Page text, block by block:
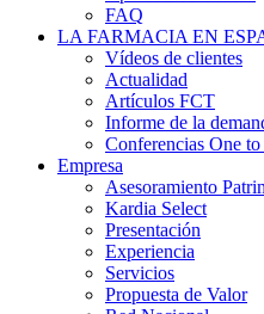
FAQ
LA FARMACIA EN
Vídeos de clientes
Actualidad
Artículos FCT
Informe de la
Conferencias One
Empresa
Asesoramiento
Kardia Select
Presentación
Experiencia
Servicios
Propuesta de Valor